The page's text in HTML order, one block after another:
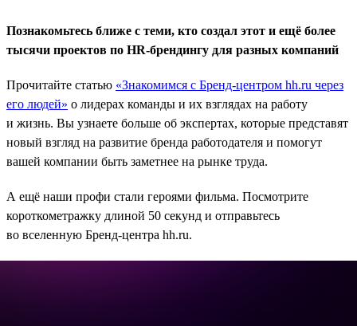
Познакомьтесь ближе с теми, кто создал этот и ещё более
тысячи проектов по HR-брендингу для разных компаний
Прочитайте статью «Знакомимся с Бренд-центром hh.ru через
его людей» о лидерах команды и их взглядах на работу
и жизнь. Вы узнаете больше об экспертах, которые представят
новый взгляд на развитие бренда работодателя и помогут
вашей компании быть заметнее на рынке труда.
А ещё наши профи стали героями фильма. Посмотрите
короткометражку длиной 50 секунд и отправьтесь
во вселенную Бренд-центра hh.ru.